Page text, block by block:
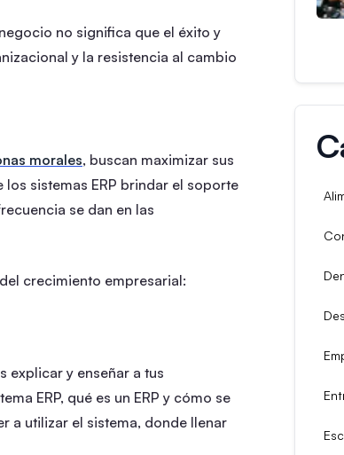
no significa que el éxito y
y la resistencia al cambio
morales, buscan maximizar sus
sistemas ERP brindar el soporte
se dan en las
crecimiento empresarial:
explicar y enseñar a tus
ERP, qué es un ERP y cómo se
a utilizar el sistema, donde llenar